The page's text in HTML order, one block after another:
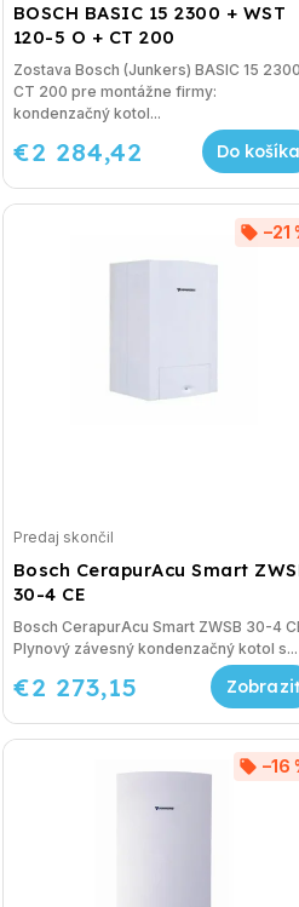
BOSCH BASIC 15 2300 + WST
120-5 O + CT 200
€2 284,42 Do košíka
Zostava Bosch (Junkers) BASIC 15 2300
CT 200 pre montážne firmy:
kondenzačný kotol...
Bosch CerapurAcu Smart
30-4 CE
–21
Predaj skončil
€2 273,15
Bosch CerapurAcu Smart ZWSB 30-4
Plynový závesný kondenzačný kotol s...
–16